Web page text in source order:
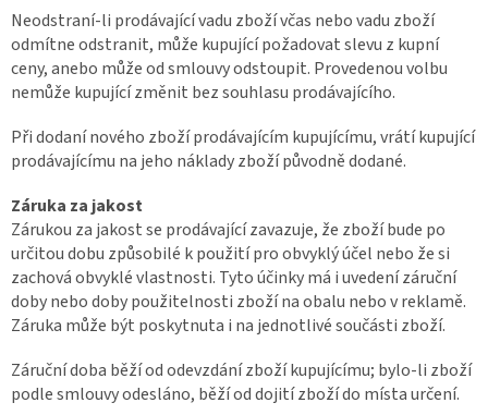
Neodstraní-li prodávající vadu zboží včas nebo vadu zboží
odmítne odstranit, může kupující požadovat slevu z kupní
ceny, anebo může od smlouvy odstoupit. Provedenou volbu
nemůže kupující změnit bez souhlasu prodávajícího.
Při dodaní nového zboží prodávajícím kupujícímu, vrátí kupující
prodávajícímu na jeho náklady zboží původně dodané.
Záruka za jakost
Zárukou za jakost se prodávající zavazuje, že zboží bude po
určitou dobu způsobilé k použití pro obvyklý účel nebo že si
zachová obvyklé vlastnosti. Tyto účinky má i uvedení záruční
doby nebo doby použitelnosti zboží na obalu nebo v reklamě.
Záruka může být poskytnuta i na jednotlivé součásti zboží.
Záruční doba běží od odevzdání zboží kupujícímu; bylo-li zboží
podle smlouvy odesláno, běží od dojití zboží do místa určení.